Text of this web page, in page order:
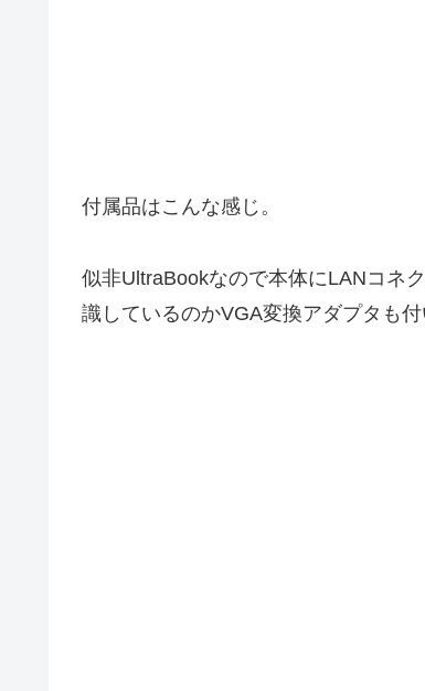
付属品はこんな感じ。
似非UltraBookなので本体にLANコネ
識しているのかVGA変換アダプタも付